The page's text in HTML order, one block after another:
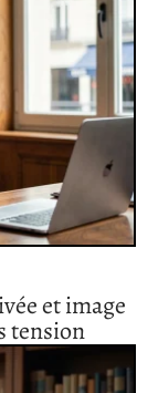
et image
tension